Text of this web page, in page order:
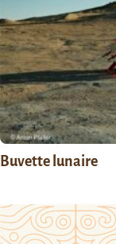
Buvette lunaire